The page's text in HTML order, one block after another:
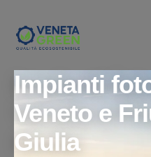
Impianti
Veneto e
Giulia